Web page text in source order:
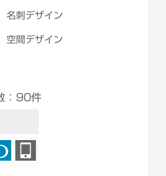
名刺デザイン
空間デザイン
：90件